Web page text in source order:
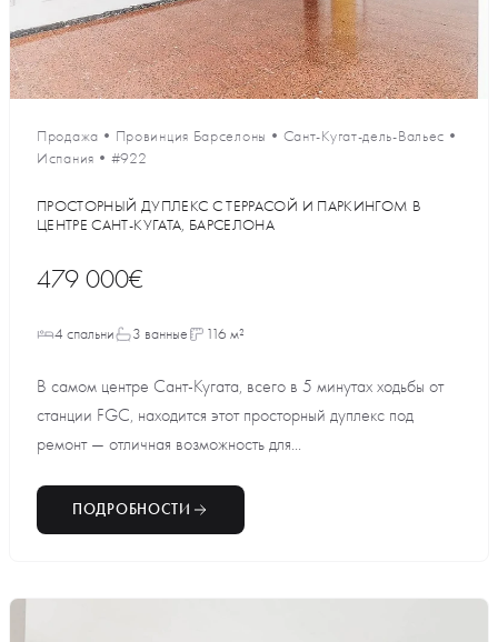
Продажа • Провинция Барселоны • Сант-Кугат-дель-Вальес •
Испания • #922
ПРОСТОРНЫЙ ДУПЛЕКС С ТЕРРАСОЙ И ПАРКИНГОМ В
ЦЕНТРЕ САНТ-КУГАТА, БАРСЕЛОНА
479 000€
4 спальни 3 ванные 116 м²
В самом центре Сант-Кугата, всего в 5 минутах ходьбы от
станции FGC, находится этот просторный дуплекс под
ремонт — отличная возможность для...
ПОДРОБНОСТИ